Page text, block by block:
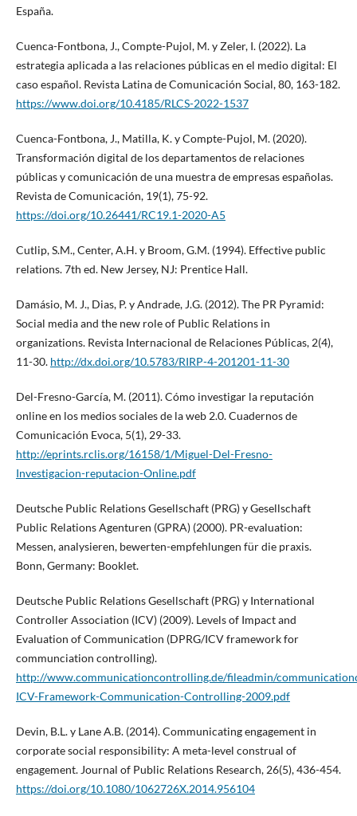
España.
Cuenca-Fontbona, J., Compte-Pujol, M. y Zeler, I. (2022). La
estrategia aplicada a las relaciones públicas en el medio digital: El
caso español. Revista Latina de Comunicación Social, 80, 163-182.
https://www.doi.org/10.4185/RLCS-2022-1537
Cuenca-Fontbona, J., Matilla, K. y Compte-Pujol, M. (2020).
Transformación digital de los departamentos de relaciones
públicas y comunicación de una muestra de empresas españolas.
Revista de Comunicación, 19(1), 75-92.
https://doi.org/10.26441/RC19.1-2020-A5
Cutlip, S.M., Center, A.H. y Broom, G.M. (1994). Effective public
relations. 7th ed. New Jersey, NJ: Prentice Hall.
Damásio, M. J., Dias, P. y Andrade, J.G. (2012). The PR Pyramid:
Social media and the new role of Public Relations in
organizations. Revista Internacional de Relaciones Públicas, 2(4),
11-30. http://dx.doi.org/10.5783/RIRP-4-201201-11-30
Del-Fresno-García, M. (2011). Cómo investigar la reputación
online en los medios sociales de la web 2.0. Cuadernos de
Comunicación Evoca, 5(1), 29-33.
http://eprints.rclis.org/16158/1/Miguel-Del-Fresno-
Investigacion-reputacion-Online.pdf
Deutsche Public Relations Gesellschaft (PRG) y Gesellschaft
Public Relations Agenturen (GPRA) (2000). PR-evaluation:
Messen, analysieren, bewerten-empfehlungen für die praxis.
Bonn, Germany: Booklet.
Deutsche Public Relations Gesellschaft (PRG) y International
Controller Association (ICV) (2009). Levels of Impact and
Evaluation of Communication (DPRG/ICV framework for
communciation controlling).
http://www.communicationcontrolling.de/fileadmin/
ICV-Framework-Communication-Controlling-2009.pdf
Devin, B.L. y Lane A.B. (2014). Communicating engagement in
corporate social responsibility: A meta-level construal of
engagement. Journal of Public Relations Research, 26(5), 436-454.
https://doi.org/10.1080/1062726X.2014.956104